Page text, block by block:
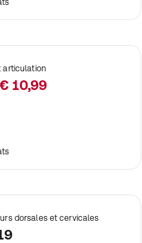
articulation
€ 10,99
dorsales et cervicales